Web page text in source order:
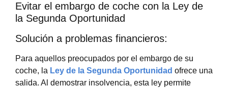
Evitar el embargo de coche con la Ley de
la Segunda Oportunidad
Solución a problemas financieros:
Para aquellos preocupados por el embargo de su
coche, la Ley de la Segunda Oportunidad ofrece una
salida. Al demostrar insolvencia, esta ley permite